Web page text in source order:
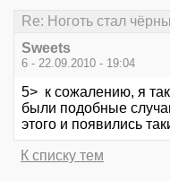
Re: Ноготь стал
Sweets
6 - 22.09.2010 - 19:04
5> к сожалению, я
были подобные
этого и появились
К списку тем